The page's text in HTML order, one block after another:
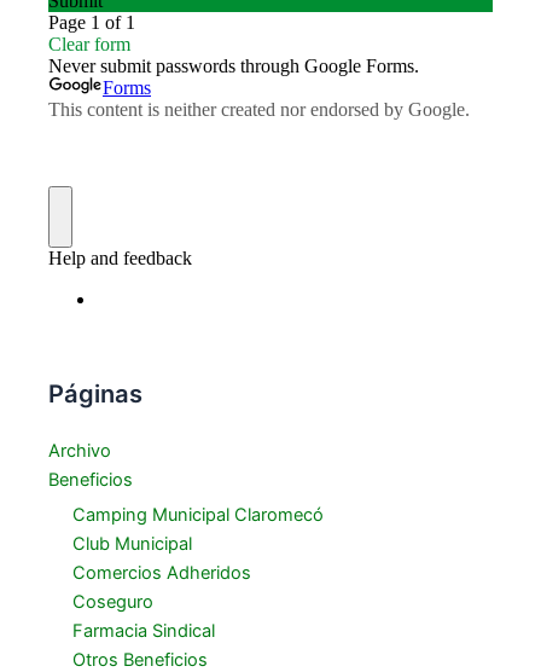
Páginas
Archivo
Beneficios
Camping Municipal Claromecó
Club Municipal
Comercios Adheridos
Coseguro
Farmacia Sindical
Otros Beneficios